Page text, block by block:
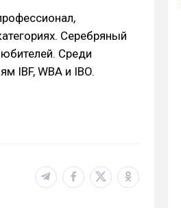
Серебряный
Среди
IBF, WBA и IBO.